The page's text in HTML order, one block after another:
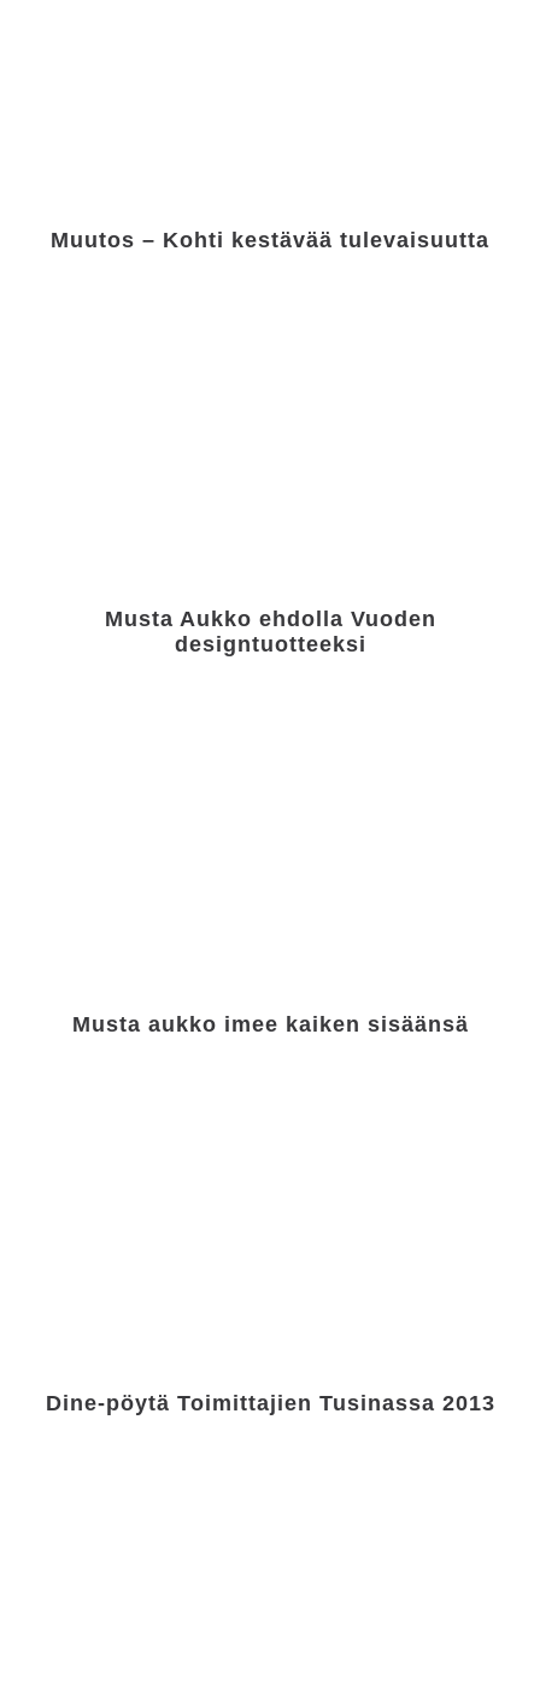
Muutos – Kohti kestävää tulevaisuutta
Musta Aukko ehdolla Vuoden
designtuotteeksi
Musta aukko imee kaiken sisäänsä
Dine-pöytä Toimittajien Tusinassa 2013